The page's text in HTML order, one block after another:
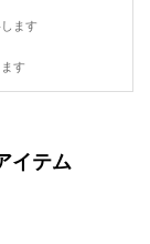
ます
す
イテム